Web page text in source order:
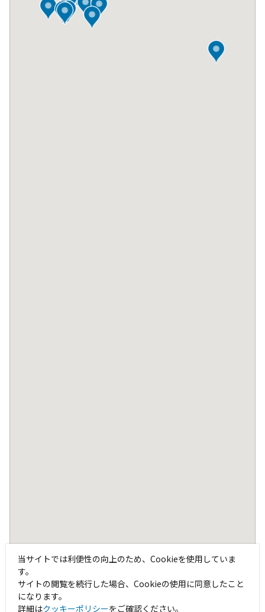
当サイトでは利便性の向上のため、Cookieを使用していま
す。
サイトの閲覧を続行した場合、Cookieの使用に同意したこと
になります。
詳細はクッキーポリシーをご確認ください。